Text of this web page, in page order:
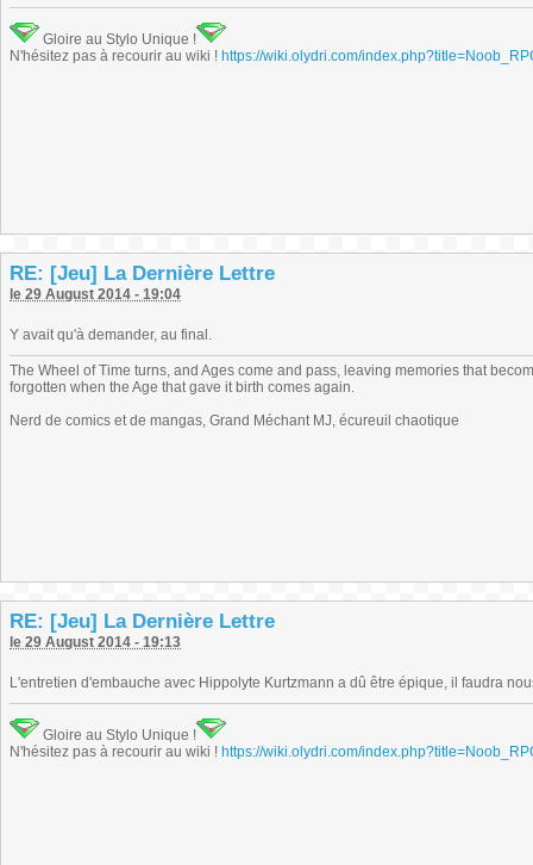
Gloire au Stylo Unique !
N'hésitez pas à recourir au wiki ! https://wiki.olydri.com/
RE: [Jeu] La Dernière Lettre
le 29 August 2014 - 19:04
Y avait qu'à demander, au final.
The Wheel of Time turns, and Ages come and pass, leaving memories that
forgotten when the Age that gave it birth comes again.
Nerd de comics et de mangas, Grand Méchant MJ, écureuil chaotique
RE: [Jeu] La Dernière Lettre
le 29 August 2014 - 19:13
L'entretien d'embauche avec Hippolyte Kurtzmann a dû être épique, il faudra
Gloire au Stylo Unique !
N'hésitez pas à recourir au wiki ! https://wiki.olydri.com/